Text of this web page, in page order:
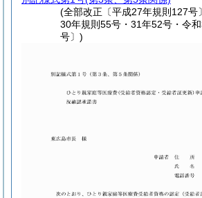
(全部改正〔平成27年規則127号
30年規則55号・31年52号・令
号〕)